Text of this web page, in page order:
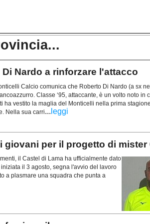
Nardo a rinforzare l'attacco
Calcio comunica che Roberto Di Nardo (a sx
Classe ‘95, attaccante, è un volto noto in
ha vestito la maglia del Monticelli nella prima
Nella sua carri... leggi
giovani per il progetto di mister
il Castel di Lama ha ufficialmente dato
il 3 agosto, segna l'avvio del lavoro
a plasmare una squadra che punta a